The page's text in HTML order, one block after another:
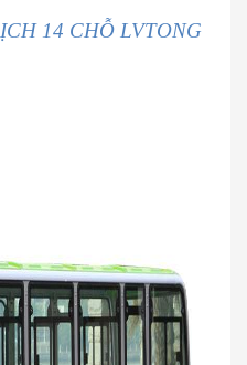
14 CHỖ LVTONG